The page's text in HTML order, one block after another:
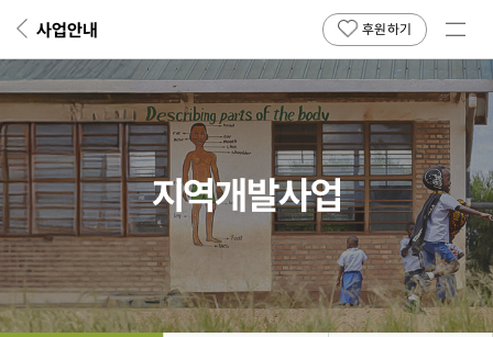
뒤
이
지
로
사업안내 후원하기
전체
메뉴
보기
지역개발사업